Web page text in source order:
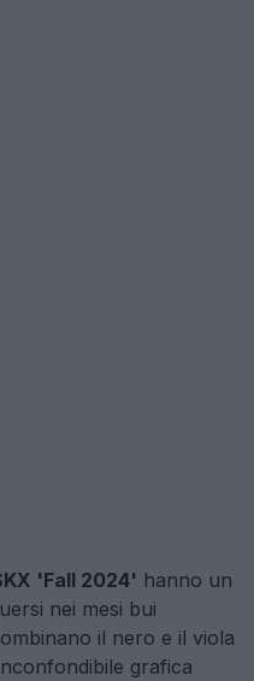
'Fall 2024' hanno un
nei mesi bui
il nero e il viola
grafica